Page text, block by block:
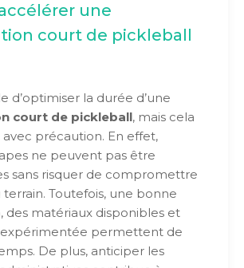
une
court de pickleball
d’optimiser la durée d’une
court de pickleball, mais cela
précaution. En effet,
ne peuvent pas être
sans risquer de compromettre
terrain. Toutefois, une bonne
des matériaux disponibles et
permettent de
De plus, anticiper les